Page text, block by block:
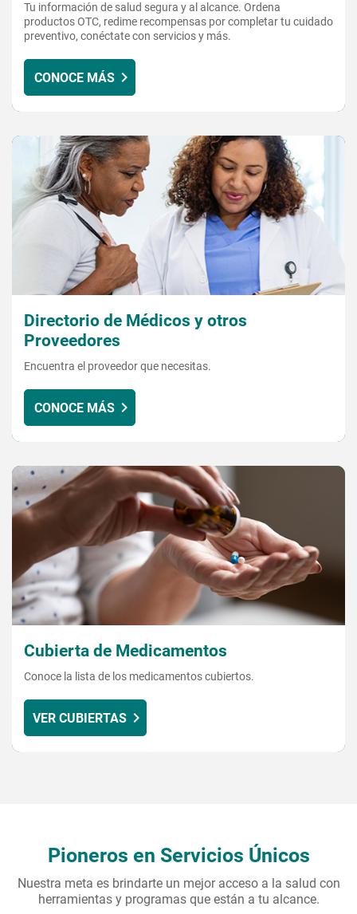
Tu información de salud segura y al alcance. Ordena
productos OTC, redime recompensas por completar tu cuidado
preventivo, conéctate con servicios y más.
CONOCE MÁS
Directorio de Médicos y otros
Proveedores
Encuentra el proveedor que necesitas.
CONOCE MÁS
Cubierta de Medicamentos
Conoce la lista de los medicamentos cubiertos.
VER CUBIERTAS
Pioneros en Servicios Únicos
Nuestra meta es brindarte un mejor acceso a la salud con
herramientas y programas que están a tu alcance.